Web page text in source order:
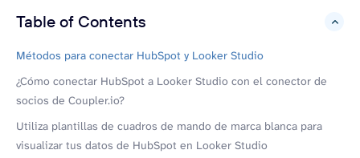
Table of Contents
hide
Métodos para conectar HubSpot y Looker Studio
¿Cómo conectar HubSpot a Looker Studio con el conector de
socios de Coupler.io?
Utiliza plantillas de cuadros de mando de marca blanca para
visualizar tus datos de HubSpot en Looker Studio